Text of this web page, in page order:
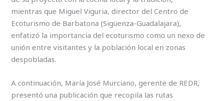
mientras que Miguel Viguria, director del Centro de
Ecoturismo de Barbatona (Sigüenza-Guadalajara),
enfatizó la importancia del ecoturismo como un nexo de
unión entre visitantes y la población local en zonas
despobladas.
A continuación, María José Murciano, gerente de REDR,
presentó una publicación que recopila las rutas